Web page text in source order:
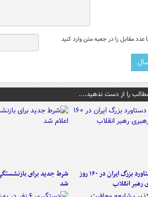
عدد مقابل را در جعبه متن وارد کنید
را از دست ندهید....
۶ دستاورد بزرگ ایران در ۱۶۰ روز
رهبر انقلاب
شرط جدید برای
شد